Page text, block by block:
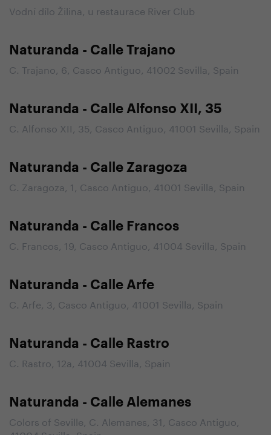
Vodní dílo Žilina, u restaurace River Club
Naturanda - Calle Trajano
C. Trajano, 6, Casco Antiguo, 41002 Sevilla, Spain
Naturanda - Calle Alfonso XII, 35
C. Alfonso XII, 35, Casco Antiguo, 41001 Sevilla, Spain
Naturanda - Calle Zaragoza
C. Zaragoza, 1, Casco Antiguo, 41001 Sevilla, Spain
Naturanda - Calle Francos
C. Francos, 19, Casco Antiguo, 41004 Sevilla, Spain
Naturanda - Calle Arfe
C. Arfe, 3, Casco Antiguo, 41001 Sevilla, Spain
Naturanda - Calle Rastro
C. Rastro, 12a, 41004 Sevilla, Spain
Naturanda - Calle Alemanes
Colors of Seville, C. Alemanes, 31, Casco Antiguo,